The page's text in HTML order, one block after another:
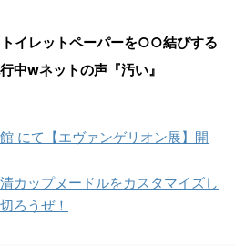
トイレットペーパーを○○結びする
中wネットの声『汚い』
にて【エヴァンゲリオン展】開
カップヌードルをカスタマイズし
ろうぜ！